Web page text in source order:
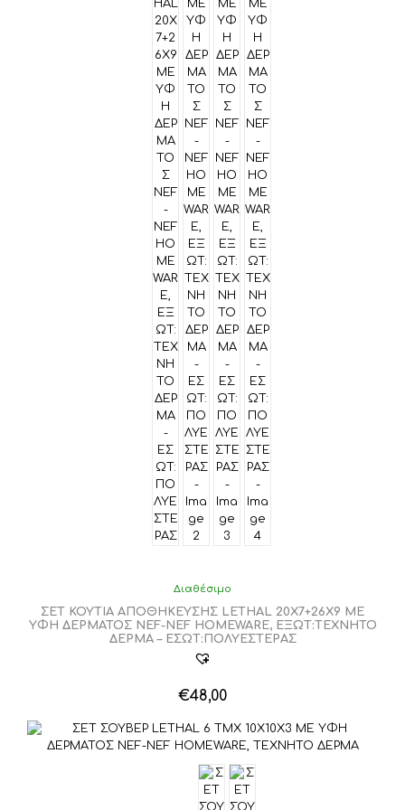
Διαθέσιμο
ΣΕΤ ΚΟΥΤΙΑ ΑΠΟΘΗΚΕΥΣΗΣ LETHAL 20X7+26X9 ΜΕ
ΥΦΗ ΔΕΡΜΑΤΟΣ NEF-NEF HOMEWARE, ΕΞΩΤ:ΤΕΧΝΗΤΟ
ΔΕΡΜΑ – ΕΣΩΤ:ΠΟΛΥΕΣΤΕΡΑΣ
€48,00
το
προϊόν
έχει
πολλαπλές
παραλλαγές.